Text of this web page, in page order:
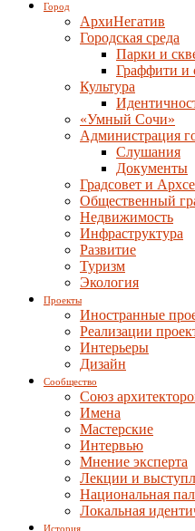
Город
АрхиНегатив
Городская среда
Парки и
Граффити и
Культура
«Умный Сочи»
Администрация
Слушания
Документы
Градсовет и
Общественный
Недвижимость
Инфраструктура
Развитие
Туризм
Экология
Проекты
Иностранные
Реализации
Интерьеры
Дизайн
Сообщество
Союз
Имена
Мастерские
Интервью
Мнение эксперта
Лекции и
Национальная
Локальная
История